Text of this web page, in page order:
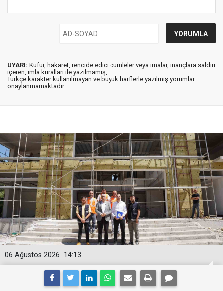
UYARI: Küfür, hakaret, rencide edici cümleler veya imalar, inançlara saldırı
içeren, imla kuralları ile yazılmamış,
Türkçe karakter kullanılmayan ve büyük harflerle yazılmış yorumlar
onaylanmamaktadır.
14:13
06 Ağustos 2026